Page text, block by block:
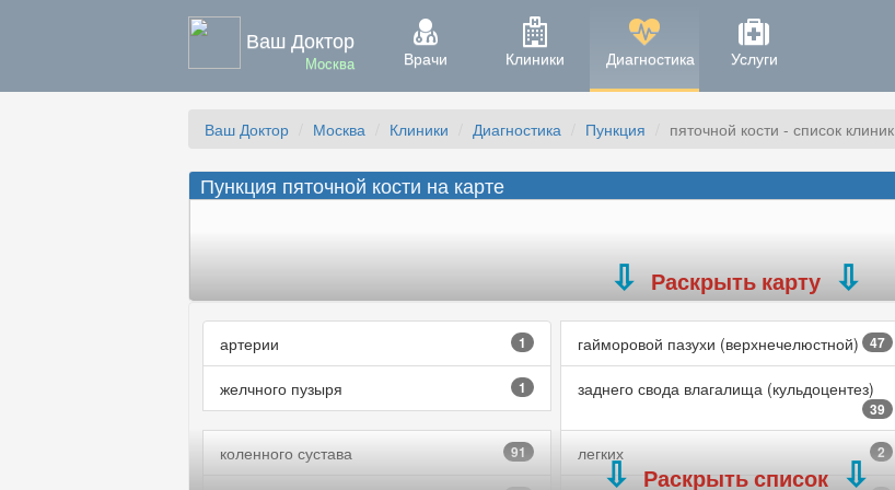
Ваш Доктор
Москва Врачи Клиники Диагностика Услуги
Ваш Доктор Москва Клиники Диагностика Пункция пяточной кости - список клиник
Пункция пяточной кости на карте
Раскрыть карту
артерии 1 гайморовой пазухи (верхнечелюстной) 47
желчного пузыря 1 заднего свода влагалища (кульдоцентез)
39
коленного сустава 91 легких 2
Раскрыть список